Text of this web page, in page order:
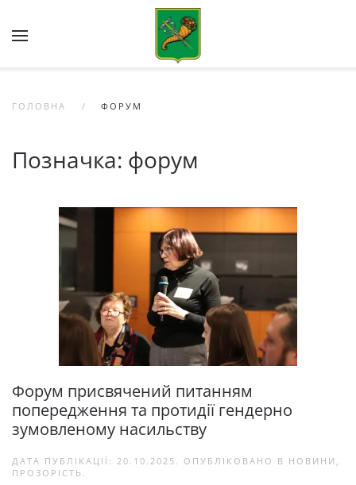
Skip to main content
ГОЛОВНА ФОРУМ
Позначка: форум
Форум присвячений питанням
попередження та протидії гендерно
зумовленому насильству
ДАТА ПУБЛІКАЦІЇ: 20.10.2025 . ОПУБЛІКОВАНО В НОВИНИ ,
ПРОЗОРІСТЬ .